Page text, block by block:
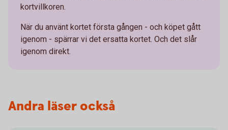
kortvillkoren.
När du använt kortet första gången - och köpet gått
igenom - spärrar vi det ersatta kortet. Och det slår
igenom direkt.
Andra läser också